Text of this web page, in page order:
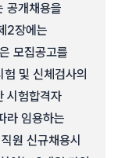
공개채용을
2장에는
모집공고를
및 신체검사의
시험합격자
라 임용하는
원 신규채용시